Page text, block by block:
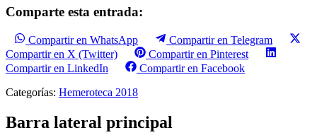
Comparte esta entrada:
Compartir en WhatsApp
Compartir en Telegram
Compartir en X (Twitter)
Compartir en Pinterest
Compartir en LinkedIn
Compartir en Facebook
Categorías: Hemeroteca 2018
Barra lateral principal